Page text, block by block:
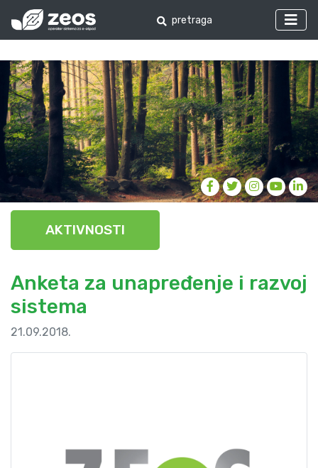
AKTIVNOSTI
Anketa za unapređenje i razvoj
sistema
21.09.2018.